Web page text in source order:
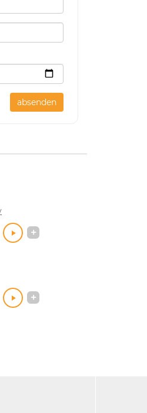
absenden